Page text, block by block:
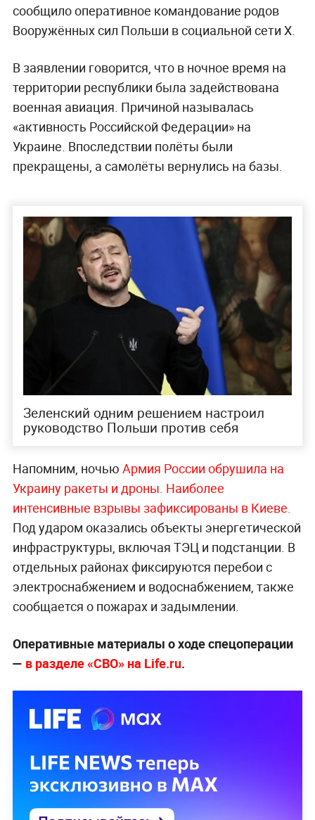
сообщило оперативное командование родов
Вооружённых сил Польши в социальной сети X.
В заявлении говорится, что в ночное время на
территории республики была задействована
военная авиация. Причиной называлась
«активность Российской Федерации» на
Украине. Впоследствии полёты были
прекращены, а самолёты вернулись на базы.
Зеленский одним решением настроил
руководство Польши против себя
Напомним, ночью Армия России обрушила на
Украину ракеты и дроны. Наиболее
интенсивные взрывы зафиксированы в Киеве.
Под ударом оказались объекты энергетической
инфраструктуры, включая ТЭЦ и подстанции. В
отдельных районах фиксируются перебои с
электроснабжением и водоснабжением, также
сообщается о пожарах и задымлении.
Оперативные материалы о ходе спецоперации
— в разделе «СВО» на Life.ru.